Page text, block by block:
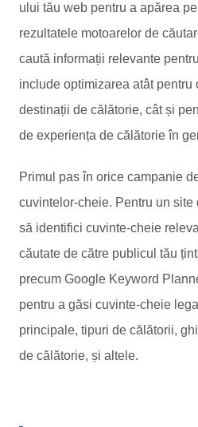
ului tău web pentru a apărea
rezultatele motoarelor de
caută informații relevante
include optimizarea atât
destinații de călătorie, cât și
de experiența de călătorie în
Primul pas în orice campanie
cuvintelor-cheie. Pentru un site
să identifici cuvinte-cheie
căutate de către publicul tău
precum Google Keyword
pentru a găsi cuvinte-cheie
principale, tipuri de călătorii,
de călătorie, și altele.